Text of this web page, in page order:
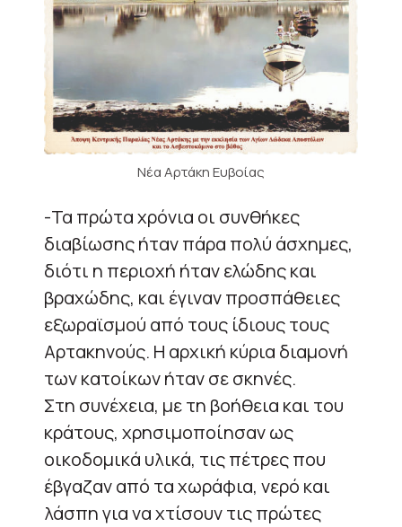
Νέα Αρτάκη Ευβοίας
-Τα πρώτα χρόνια οι συνθήκες
διαβίωσης ήταν πάρα πολύ άσχημες,
διότι η περιοχή ήταν ελώδης και
βραχώδης, και έγιναν προσπάθειες
εξωραϊσμού από τους ίδιους τους
Αρτακηνούς. Η αρχική κύρια διαμονή
των κατοίκων ήταν σε σκηνές.
Στη συνέχεια, με τη βοήθεια και του
κράτους, χρησιμοποίησαν ως
οικοδομικά υλικά, τις πέτρες που
έβγαζαν από τα χωράφια, νερό και
λάσπη για να χτίσουν τις πρώτες